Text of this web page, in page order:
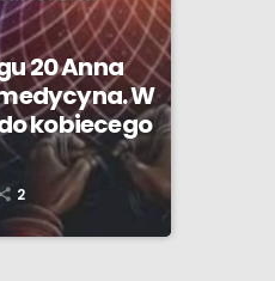
20 Anna
W
kobiecego
2